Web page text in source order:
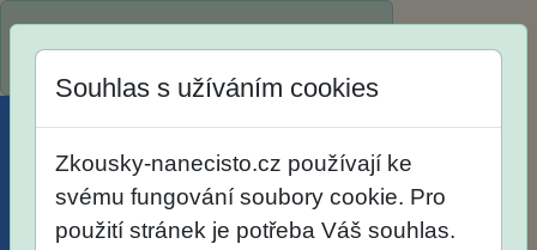
Souhlas s užíváním cookies
Zkousky-nanecisto.cz používají ke
svému fungování soubory cookie. Pro
použití stránek je potřeba Váš souhlas.